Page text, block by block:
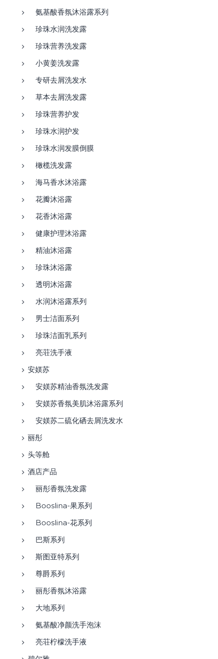
氨基酸香氛沐浴露系列
珍珠水润洗发露
珍珠营养洗发露
小黄姜洗发露
专研去屑洗发水
草本去屑洗发露
珍珠营养护发
珍珠水润护发
珍珠水润发膜倒膜
橄榄洗发露
海马香水沐浴露
花瓣沐浴露
花香沐浴露
健康护理沐浴露
精油沐浴露
珍珠沐浴露
透明沐浴露
水润沐浴露系列
男士洁面系列
珍珠洁面乳系列
亮荘洗手液
安媄苏
安媄苏精油香氛洗发露
安媄苏香氛美肌沐浴露系列
安媄苏二硫化硒去屑洗发水
丽彤
头等舱
酒店产品
丽彤香氛洗发露
Booslina-果系列
Booslina-花系列
巴斯系列
斯图亚特系列
尊爵系列
丽彤香氛沐浴露
大地系列
氨基酸净颜洗手泡沫
亮荘柠檬洗手液